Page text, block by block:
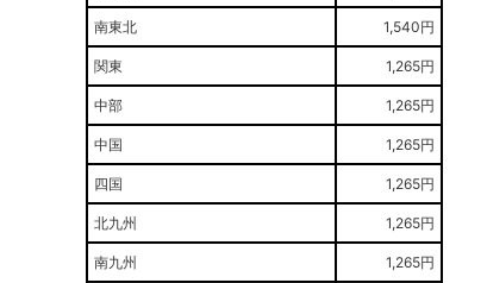
南東北 1,540円
関東 1,265円
中部 1,265円
中国 1,265円
四国 1,265円
北九州 1,265円
南九州 1,265円